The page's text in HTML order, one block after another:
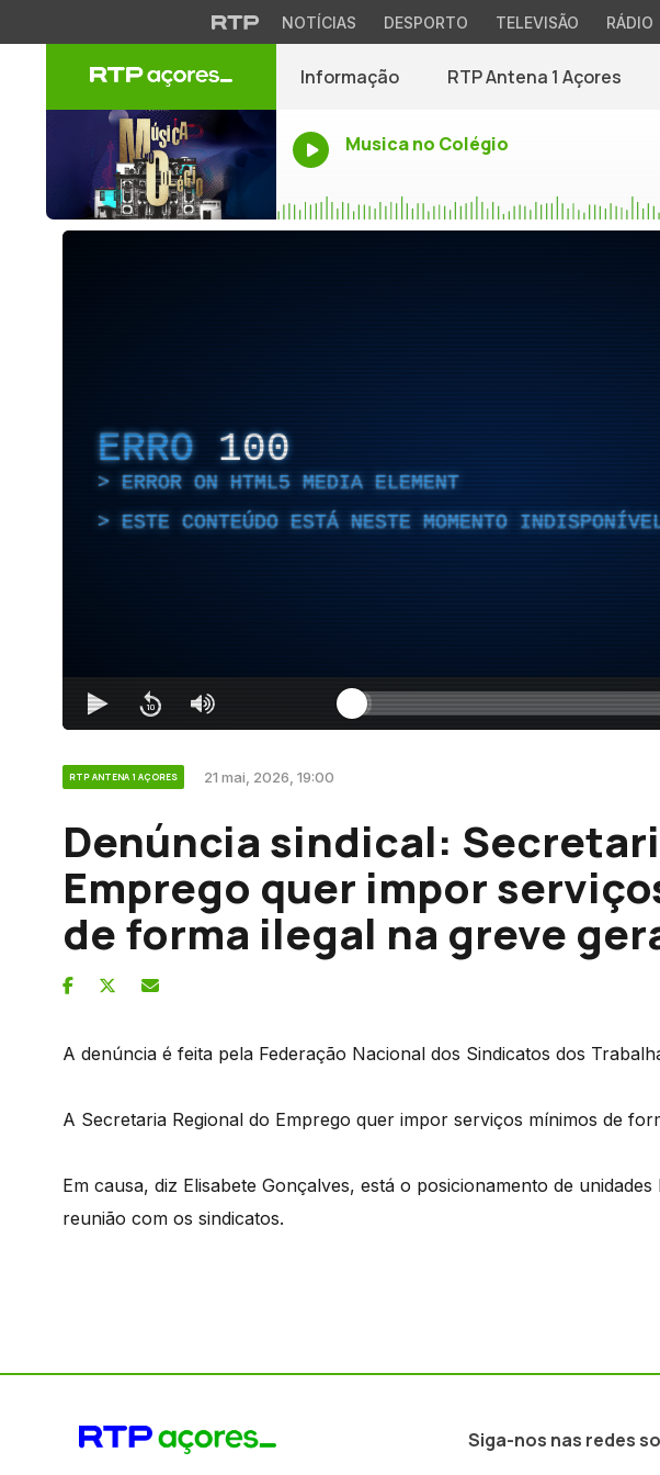
NOTÍCIAS DESPORTO TELEVISÃO RÁDIO
Informação RTP Antena 1 Açores
Musica no Colégio
ERRO 100
ERROR ON HTML5 MEDIA ELEMENT
ESTE CONTEÚDO ESTÁ NESTE MOMENTO
RTP ANTENA 1 AÇORES 21 mai, 2026, 19:00
Denúncia sindical:
Emprego quer impor
de forma ilegal na greve
A denúncia é feita pela Federação Nacional dos Sindicatos dos
A Secretaria Regional do Emprego quer impor serviços mínimos de
Em causa, diz Elisabete Gonçalves, está o posicionamento de
reunião com os sindicatos.
Siga-nos nas redes